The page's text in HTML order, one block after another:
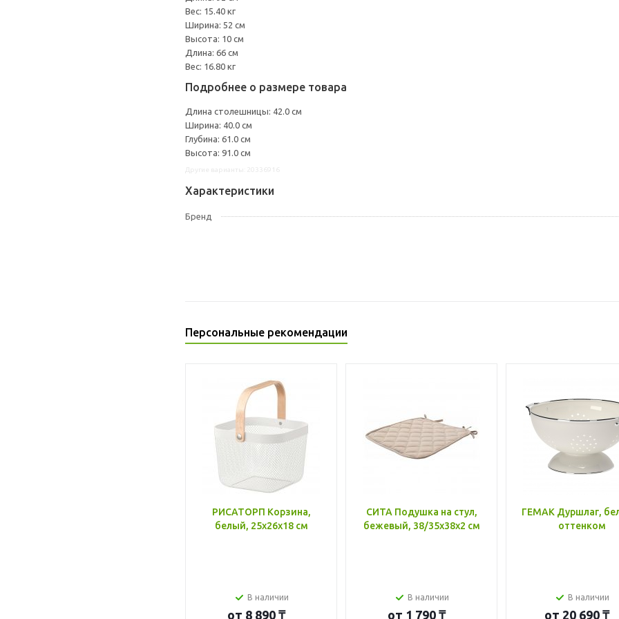
Вес: 15.40 кг
Ширина: 52 см
Высота: 10 см
Длина: 66 см
Вес: 16.80 кг
Подробнее о размере товара
Длина столешницы: 42.0 см
Ширина: 40.0 см
Глубина: 61.0 см
Высота: 91.0 см
Характеристики
Бренд
Персональные рекомендации
РИСАТОРП Корзина,
белый, 25x26x18 см
В наличии
от 8 890 ₸
СИТА Подушка на стул,
бежевый, 38/35x38x2 см
В наличии
от 1 790 ₸
ГЕМАК Дуршлаг,
оттенком
В наличии
от 20 690 ₸